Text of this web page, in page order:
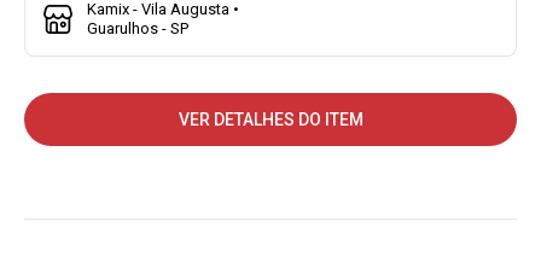
Kamix - Vila Augusta •
Guarulhos - SP
VER DETALHES DO ITEM